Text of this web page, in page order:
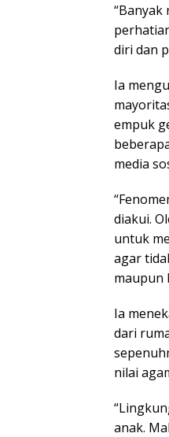
diri dan
Ia
empuk
media
diakui.
untuk
agar
maupun
Ia
dari
nilai
anak.